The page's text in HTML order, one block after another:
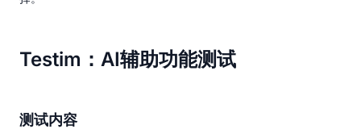
Testim：AI辅助功能测试
测试内容